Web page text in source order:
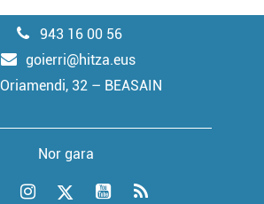
943 16 00 56
goierri@hitza.eus
Oriamendi, 32 – BEASAIN
Nor gara